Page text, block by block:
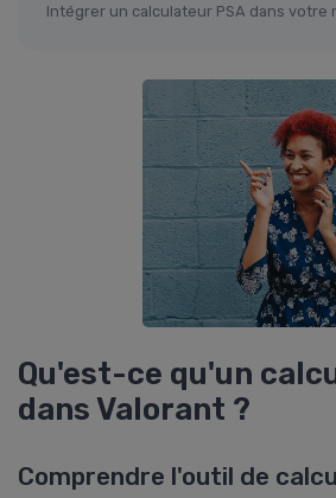
Intégrer un calculateur PSA dans votre
Qu'est-ce qu'un
dans Valorant ?
Comprendre l'outil de